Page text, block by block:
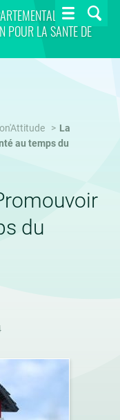
POUR LA SANTÉ DE
La
au temps du
du